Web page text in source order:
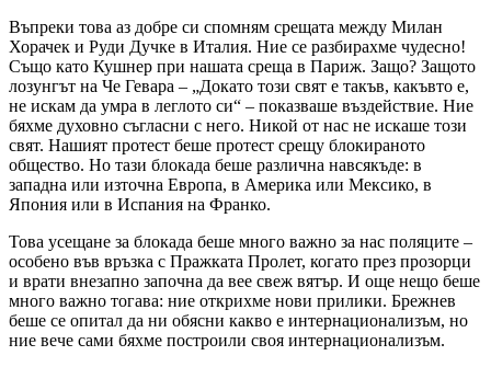
Въпреки това аз добре си спомням срещата между Милан
Хорачек и Руди Дучке в Италия. Ние се разбирахме чудесно!
Също като Кушнер при нашата среща в Париж. Защо? Защото
лозунгът на Че Гевара – „Докато този свят е такъв, какъвто е,
не искам да умра в леглото си“ – показваше въздействие. Ние
бяхме духовно съгласни с него. Никой от нас не искаше този
свят. Нашият протест беше протест срещу блокираното
общество. Но тази блокада беше различна навсякъде: в
западна или източна Европа, в Америка или Мексико, в
Япония или в Испания на Франко.
Това усещане за блокада беше много важно за нас поляците –
особено във връзка с Пражката Пролет, когато през прозорци
и врати внезапно започна да вее свеж вятър. И още нещо беше
много важно тогава: ние открихме нови прилики. Брежнев
беше се опитал да ни обясни какво е интернационализъм, но
ние вече сами бяхме построили своя интернационализъм.